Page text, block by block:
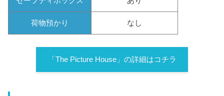
荷物預かり なし
「The Picture House」の詳細はコチラ